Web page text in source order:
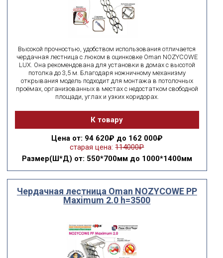
Высокой прочностью, удобством использования отличается
чердачная лестница с люком в оцинковке Oman NOZYCOWE
LUX. Она рекомендована для установки в домах с высотой
потолка до 3,5 м. Благодаря ножничному механизму
открывания модель подходит для монтажа в потолочных
проёмах, организованных в местах с недостатком свободной
площади, углах и узких коридорах.
К товару
Ценаот: 94 620₽ до 162 000₽
старая цена: 114000₽
Размер(Ш*Д) от: 550*700мм до 1000*1400мм
Чердачная лестница Oman NOZYCOWE PP
Maximum 2.0 h=3500